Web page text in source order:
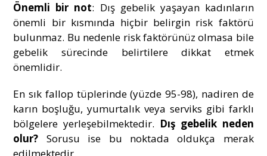
Önemli bir not: Dış gebelik yaşayan kadınların
önemli bir kısmında hiçbir belirgin risk faktörü
bulunmaz. Bu nedenle risk faktörünüz olmasa bile
gebelik sürecinde belirtilere dikkat etmek
önemlidir.
En sık fallop tüplerinde (yüzde 95-98), nadiren de
karın boşluğu, yumurtalık veya serviks gibi farklı
bölgelere yerleşebilmektedir. Dış gebelik neden
olur? Sorusu ise bu noktada oldukça merak